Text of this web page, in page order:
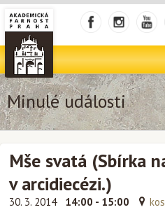
Minulé události
Mše svatá (Sbírka
v arcidiecézi.)
30. 3. 2014 14:00 - 15:00